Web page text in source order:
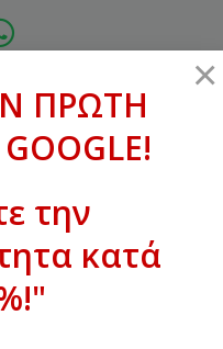
ΣΕΛΙΔΑ ΤΗΣ
×
ΠΡΩΤΗ
την
κατά